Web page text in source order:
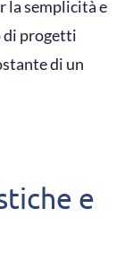
la semplicità e
di progetti
di un
e